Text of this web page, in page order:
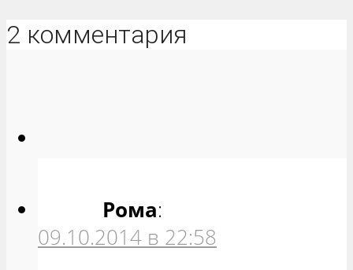
2 комментария
Рома:
09.10.2014 в 22:58